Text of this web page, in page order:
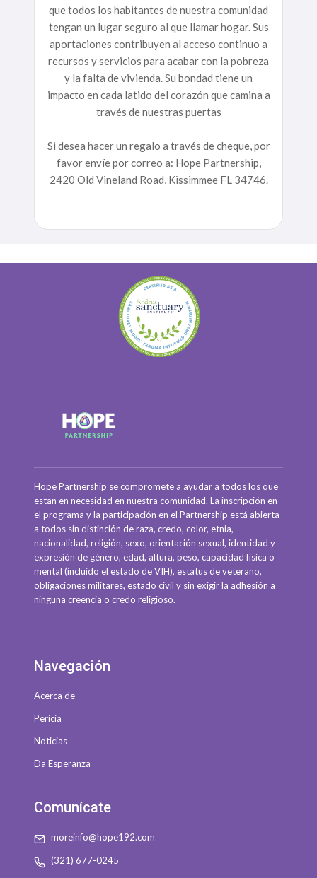
que todos los habitantes de nuestra comunidad
tengan un lugar seguro al que llamar hogar. Sus
aportaciones contribuyen al acceso continuo a
recursos y servicios para acabar con la pobreza
y la falta de vivienda. Su bondad tiene un
impacto en cada latido del corazón que camina a
través de nuestras puertas
Si desea hacer un regalo a través de cheque, por
favor envíe por correo a: Hope Partnership,
2420 Old Vineland Road, Kissimmee FL 34746.
Hope Partnership se compromete a ayudar a todos los que
estan en necesidad en nuestra comunidad. La inscripción en
el programa y la participación en el Partnership está abierta
a todos sin distinción de raza, credo, color, etnia,
nacionalidad, religión, sexo, orientación sexual, identidad y
expresión de género, edad, altura, peso, capacidad física o
mental (incluido el estado de VIH), estatus de veterano,
obligaciones militares, estado civil y sin exigir la adhesión a
ninguna creencia o credo religioso.
Navegación
Acerca de
Pericia
Noticias
Da Esperanza
Comunícate
moreinfo@hope192.com
(321) 677-0245